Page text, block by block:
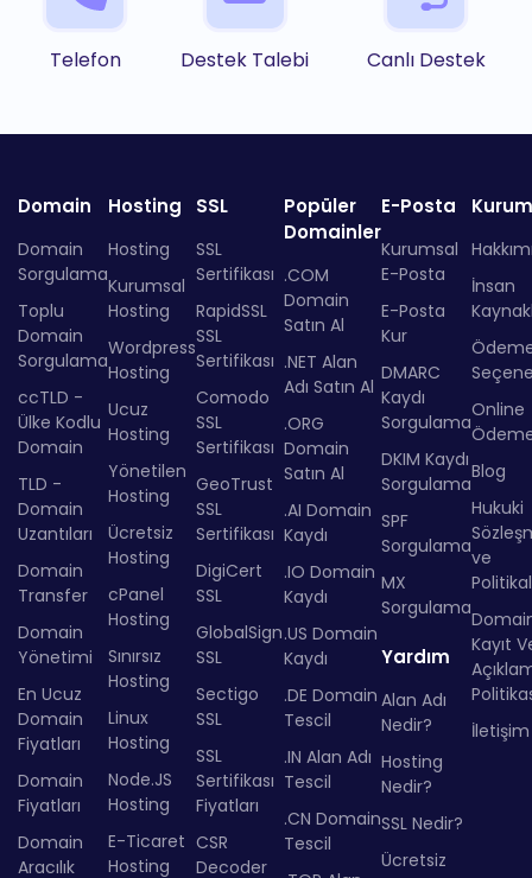
Telefon Destek Talebi Canlı Destek
Domain
Domain
Sorgulama
Toplu
Domain
Sorgulama
ccTLD -
Ülke Kodlu
Domain
TLD -
Domain
Uzantıları
Domain
Transfer
Domain
Yönetimi
En Ucuz
Domain
Fiyatları
Domain
Fiyatları
Domain
Aracılık
Hosting
Hosting
Kurumsal
Hosting
Wordpress
Hosting
Ucuz
Hosting
Yönetilen
Hosting
Ücretsiz
Hosting
cPanel
Hosting
Sınırsız
Hosting
Linux
Hosting
Node.JS
Hosting
E-Ticaret
Hosting
SSL
SSL
Sertifikası
RapidSSL
SSL
Sertifikası
Comodo
SSL
Sertifikası
GeoTrust
SSL
Sertifikası
DigiCert
SSL
GlobalSign
SSL
Sectigo
SSL
SSL
Sertifikası
Fiyatları
CSR
Decoder
Popüler
Domainler
.COM
Domain
Satın Al
.NET Alan
Adı Satın Al
.ORG
Domain
Satın Al
.AI Domain
Kaydı
.IO Domain
Kaydı
.US Domain
Kaydı
.DE Domain
Tescil
.IN Alan Adı
Tescil
.CN Domain
Tescil
E-Posta
Kurumsal
E-Posta
E-Posta
Kur
DMARC
Kaydı
Sorgulama
DKIM Kaydı
Sorgulama
SPF
Sorgulama
MX
Sorgulama
Yardım
Alan Adı
Nedir?
Hosting
Nedir?
SSL Nedir?
Ücretsiz
İnsan
Online
Blog
Hukuki
ve
Kayıt
İletişim